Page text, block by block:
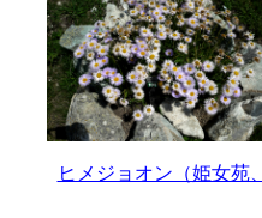
ヒメジョオン（姫女苑